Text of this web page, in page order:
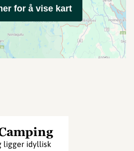
for å vise kart
ligger idyllisk